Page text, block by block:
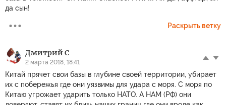
да сын!
Раскрыть ветку
Дмитрий С
2 марта 2018, 18:41
Китай прячет свои базы в глубине своей территории, убирает
их с побережья где они уязвимы для удара с моря. С моря по
Китаю угрожает ударить только НАТО. А НАМ (РФ) они